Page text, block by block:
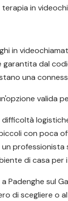
in
in
garantita dal
una
valida
difficoltà
con poca
un
di casa per
Padenghe sul
di scegliere o